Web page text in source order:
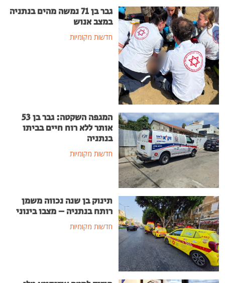
גבר בן 71 נמשה מהים בנתניה
במצב אנוש
חדשות מקומיות
המגפה השקטה: גבר בן 53
אותר ללא רוח חיים בביתו
בנתניה
חדשות מקומיות
תינוק בן שנה נכווה משמן
רותח בנתניה – מצבו בינוני
חדשות מקומיות